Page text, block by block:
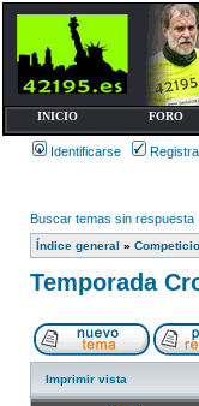
INICIO FORO
Identificarse
Buscar temas sin respuesta
Índice general »
Temporada
Imprimir vista